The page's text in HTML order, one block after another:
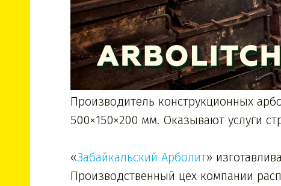
Производитель конструкционных
500×150×200 мм. Оказывают услуги
«Забайкальский Арболит»
Производственный цех компании